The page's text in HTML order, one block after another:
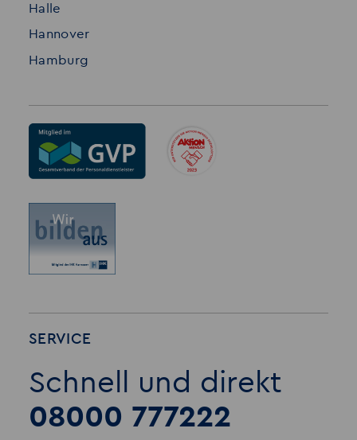
Halle
Hannover
Hamburg
SERVICE
Schnell und direkt
08000 777222